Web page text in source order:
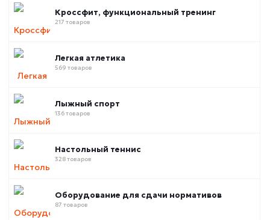
Кроссфит, функциональный тренинг
217 товаров
Легкая атлетика
569 товаров
Лыжный спорт
136 товаров
Настольный теннис
328 товаров
Оборудование для сдачи нормативов
87 товаров